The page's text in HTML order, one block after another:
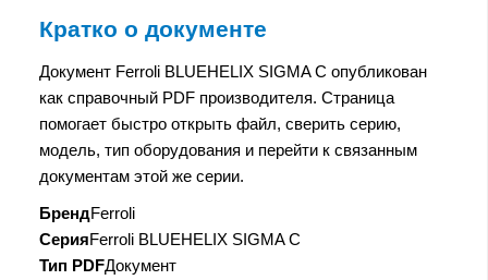
Кратко о документе
Документ Ferroli BLUEHELIX SIGMA C опубликован
как справочный PDF производителя. Страница
помогает быстро открыть файл, сверить серию,
модель, тип оборудования и перейти к связанным
документам этой же серии.
БрендFerroli
СерияFerroli BLUEHELIX SIGMA C
Тип PDFДокумент